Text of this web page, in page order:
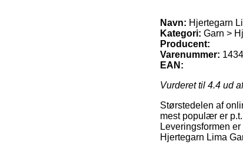
Navn: Hjertegarn
Kategori: Garn >
Producent:
Varenummer: 1434
EAN:
Vurderet til 4.4 ud
Størstedelen af
mest populær er
Leveringsformen
Hjertegarn Lima